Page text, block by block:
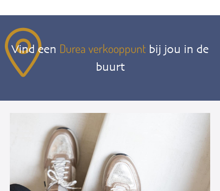
Vind een Durea verkooppunt bij jou in de
buurt